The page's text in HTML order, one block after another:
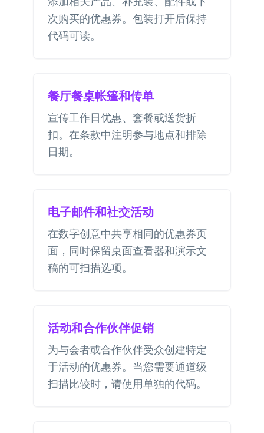
次购买的优惠券。包装打开后保持
代码可读。
餐厅餐桌帐篷和传单
宣传工作日优惠、套餐或送货折
扣。在条款中注明参与地点和排除
日期。
电子邮件和社交活动
在数字创意中共享相同的优惠券页
面，同时保留桌面查看器和演示文
稿的可扫描选项。
活动和合作伙伴促销
为与会者或合作伙伴受众创建特定
于活动的优惠券。当您需要通道级
扫描比较时，请使用单独的代码。